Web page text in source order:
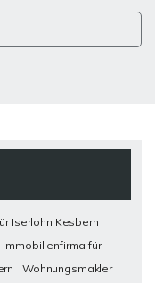
Iserlohn Kesbern
Immobilienfirma für
Wohnungsmakler